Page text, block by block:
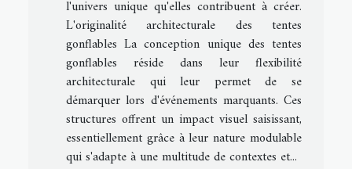
l'univers unique qu'elles contribuent à créer.
L'originalité architecturale des tentes
gonflables La conception unique des tentes
gonflables réside dans leur flexibilité
architecturale qui leur permet de se
démarquer lors d'événements marquants. Ces
structures offrent un impact visuel saisissant,
essentiellement grâce à leur nature modulable
qui s'adapte à une multitude de contextes et...